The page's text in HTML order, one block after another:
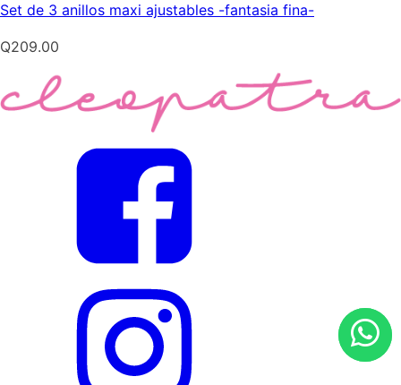
Set de 3 anillos maxi ajustables -fantasia fina-
Q209.00